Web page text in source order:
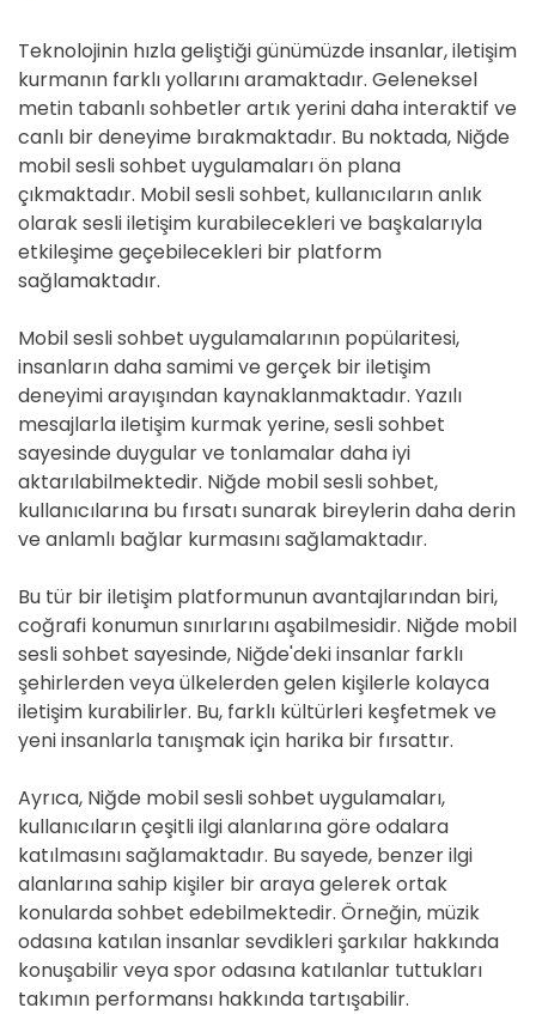
Teknolojinin hızla geliştiği günümüzde insanlar, iletişim
kurmanın farklı yollarını aramaktadır. Geleneksel
metin tabanlı sohbetler artık yerini daha interaktif ve
canlı bir deneyime bırakmaktadır. Bu noktada, Niğde
mobil sesli sohbet uygulamaları ön plana
çıkmaktadır. Mobil sesli sohbet, kullanıcıların anlık
olarak sesli iletişim kurabilecekleri ve başkalarıyla
etkileşime geçebilecekleri bir platform
sağlamaktadır.
Mobil sesli sohbet uygulamalarının popülaritesi,
insanların daha samimi ve gerçek bir iletişim
deneyimi arayışından kaynaklanmaktadır. Yazılı
mesajlarla iletişim kurmak yerine, sesli sohbet
sayesinde duygular ve tonlamalar daha iyi
aktarılabilmektedir. Niğde mobil sesli sohbet,
kullanıcılarına bu fırsatı sunarak bireylerin daha derin
ve anlamlı bağlar kurmasını sağlamaktadır.
Bu tür bir iletişim platformunun avantajlarından biri,
coğrafi konumun sınırlarını aşabilmesidir. Niğde mobil
sesli sohbet sayesinde, Niğde'deki insanlar farklı
şehirlerden veya ülkelerden gelen kişilerle kolayca
iletişim kurabilirler. Bu, farklı kültürleri keşfetmek ve
yeni insanlarla tanışmak için harika bir fırsattır.
Ayrıca, Niğde mobil sesli sohbet uygulamaları,
kullanıcıların çeşitli ilgi alanlarına göre odalara
katılmasını sağlamaktadır. Bu sayede, benzer ilgi
alanlarına sahip kişiler bir araya gelerek ortak
konularda sohbet edebilmektedir. Örneğin, müzik
odasına katılan insanlar sevdikleri şarkılar hakkında
konuşabilir veya spor odasına katılanlar tuttukları
takımın performansı hakkında tartışabilir.